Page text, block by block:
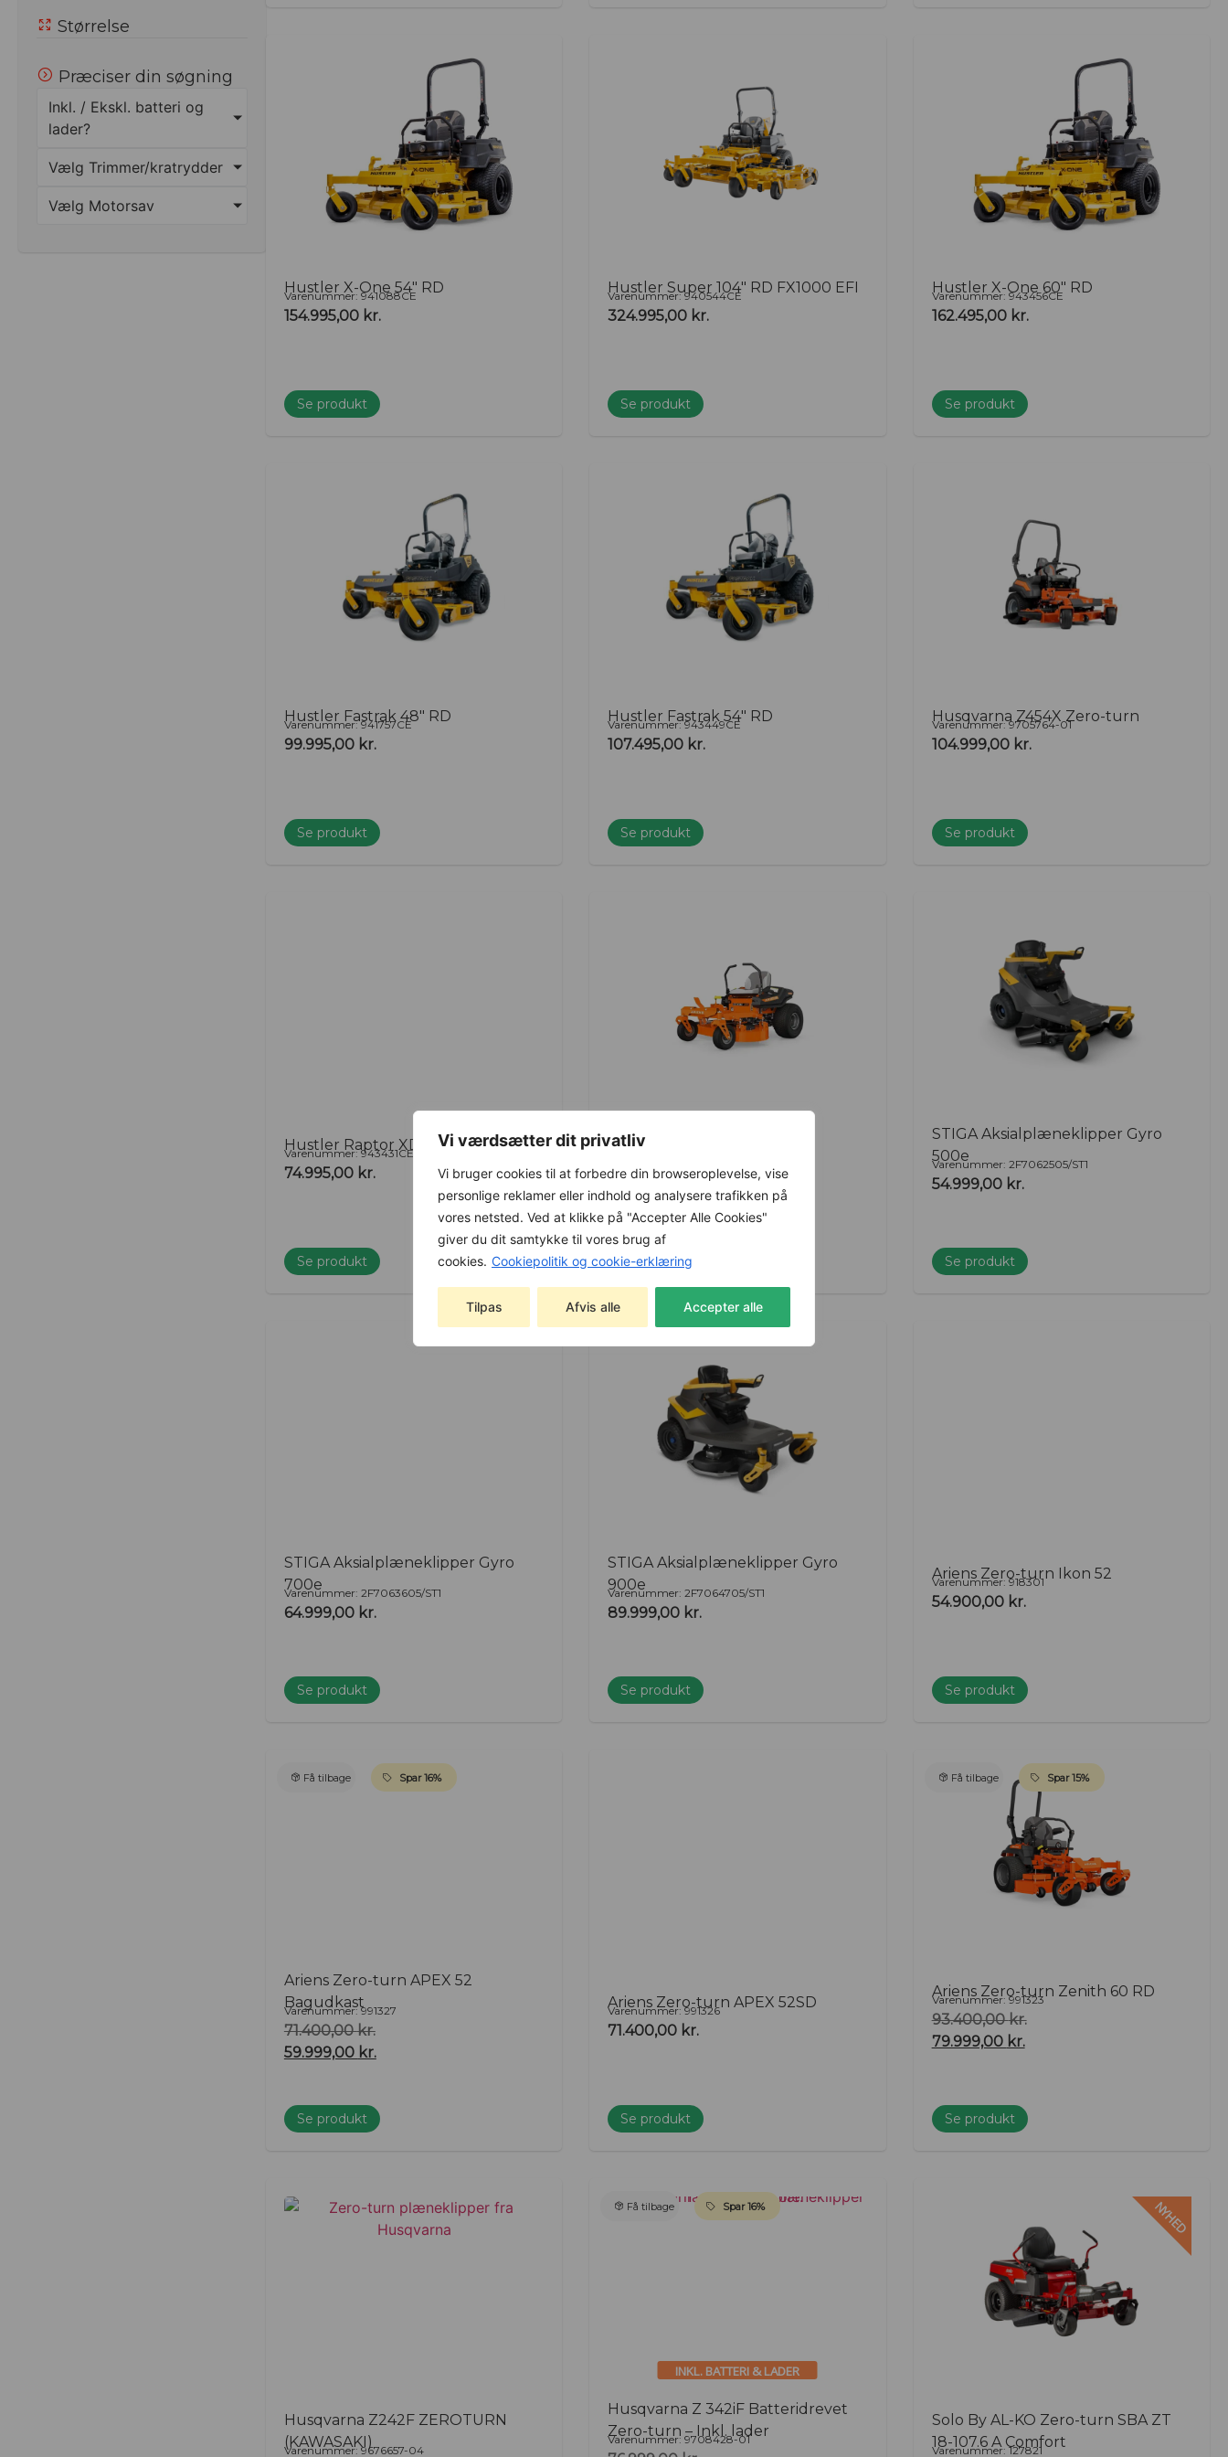
Vi værdsætter dit privatliv
Vi bruger cookies til at forbedre din browseroplevelse, vise
personlige reklamer eller indhold og analysere trafikken på
vores netsted. Ved at klikke på "Accepter Alle Cookies"
giver du dit samtykke til vores brug af
cookies. Cookiepolitik og cookie-erklæring
Tilpas Afvis alle Accepter alle
Størrelse
Præciser din søgning
Inkl. / Ekskl. batteri og
lader?
Vælg Trimmer/kratrydder
Vælg Motorsav
Hustler X-One 54″ RD
Varenummer: 941088CE
154.995,00 kr.
Se produkt
Hustler Super 104″ RD FX1000 EFI
Varenummer: 940544CE
324.995,00 kr.
Se produkt
Hustler X-One 60″ RD
Varenummer: 943456CE
162.495,00 kr.
Se produkt
Hustler Fastrak 48″ RD
Varenummer: 941757CE
99.995,00 kr.
Se produkt
Hustler Fastrak 54″ RD
Varenummer: 943449CE
107.495,00 kr.
Se produkt
Husqvarna Z454X Zero-turn
Varenummer: 9705764-01
104.999,00 kr.
Se produkt
Hustler Raptor XD 48″ RD
Varenummer: 943431CE
74.995,00 kr.
Se produkt
Ariens Zero-turn Edge 42
44.900,00kr.
Se produkt
STIGA Aksialplæneklipper Gyro
500e
Varenummer: 2F7062505/ST1
54.999,00 kr.
Se produkt
STIGA Aksialplæneklipper Gyro
700e
Varenummer: 2F7063605/ST1
64.999,00 kr.
Se produkt
STIGA Aksialplæneklipper Gyro
900e
Varenummer: 2F7064705/ST1
89.999,00 kr.
Se produkt
Ariens Zero-turn Ikon 52
Varenummer: 918301
54.900,00 kr.
Se produkt
Få tilbage Spar 16%
Ariens Zero-turn APEX 52
Bagudkast
Varenummer: 991327
71.400,00kr.
59.999,00 kr.
Se produkt
Ariens Zero-turn APEX 52SD
Varenummer: 991326
71.400,00 kr.
Se produkt
Få tilbage Spar 15%
Ariens Zero-turn Zenith 60 RD
Varenummer: 991323
93.400,00kr.
79.999,00 kr.
Se produkt
Husqvarna Z242F ZEROTURN
(KAWASAKI)
Varenummer: 9676657-04
Få tilbage Spar 16%
INKL. BATTERI & LADER
Husqvarna Z 342iF Batteridrevet
Zero-turn – Inkl. lader
Varenummer: 9708428-01
NYHED
Solo By AL-KO Zero-turn SBA ZT
18-107.6 A Comfort
Varenummer: 127821